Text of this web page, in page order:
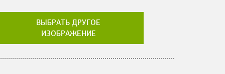
ВЫБРАТЬ ДРУГОЕ
ИЗОБРАЖЕНИЕ